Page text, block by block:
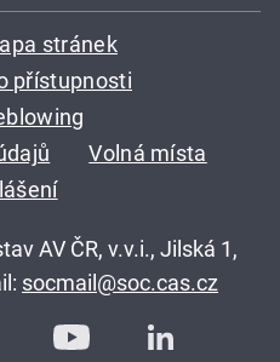
stránek
přístupnosti
Volná místa
AV ČR, v.v.i., Jilská 1,
socmail@soc.cas.cz